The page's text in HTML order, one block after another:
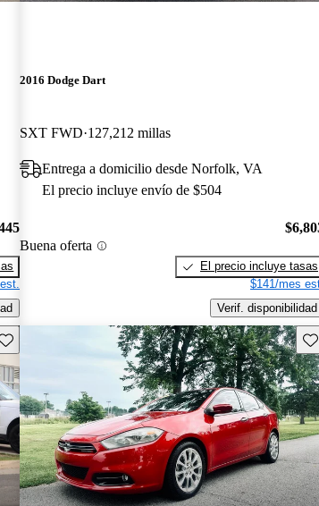
2016 Dodge Dart
SXT FWD 127,212 millas
Entrega a domicilio desde Norfolk, VA
El precio incluye envío de $504
Buena oferta
El precio incluye tasas
$141/mes
Verif. disponibilidad
este Aviso